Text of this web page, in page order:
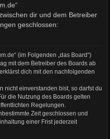
dir und dem Betreiber
geschlossen:
(im Folgenden „das Board“)
mit dem Betreiber des Boards ab
dich mit den nachfolgenden
nicht einverstanden bist, so darfst du
die Nutzung des Boards gelten
Regelungen.
Zeit geschlossen und
einer Frist jederzeit